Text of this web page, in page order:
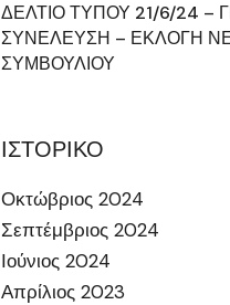
ΔΕΛΤΙΟ ΤΥΠΟΥ 21/6/24 –
ΣΥΝΕΛΕΥΣΗ – ΕΚΛΟΓΗ
ΣΥΜΒΟΥΛΙΟΥ
ΙΣΤΟΡΙΚΟ
Οκτώβριος 2024
Σεπτέμβριος 2024
Ιούνιος 2024
Απρίλιος 2023